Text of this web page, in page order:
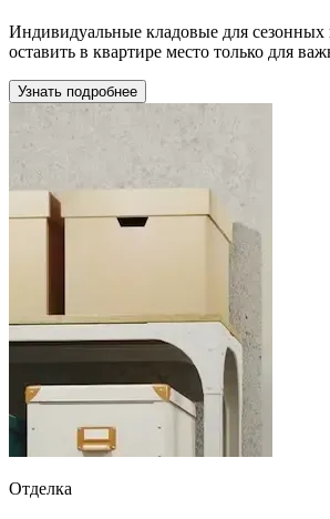
Индивидуальные кладовые для
оставить в квартире место только для
Узнать подробнее
Отделка